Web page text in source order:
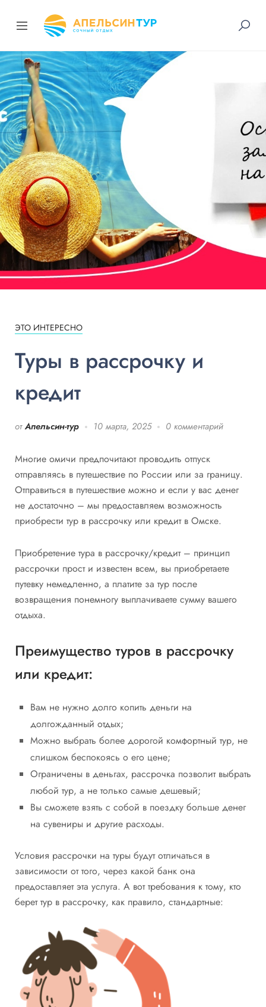
ЭТО ИНТЕРЕСНО
Туры в рассрочку и
кредит
от Апельсин-тур 10 марта, 2025 0 комментарий
Многие омичи предпочитают проводить отпуск
отправляясь в путешествие по России или за границу.
Отправиться в путешествие можно и если у вас денег
не достаточно – мы предоставляем возможность
приобрести тур в рассрочку или кредит в Омске.
Приобретение тура в рассрочку/кредит – принцип
рассрочки прост и известен всем, вы приобретаете
путевку немедленно, а платите за тур после
возвращения понемногу выплачиваете сумму вашего
отдыха.
Преимущество туров в рассрочку
или кредит:
Вам не нужно долго копить деньги на
долгожданный отдых;
Можно выбрать более дорогой комфортный тур, не
слишком беспокоясь о его цене;
Ограничены в деньгах, рассрочка позволит выбрать
любой тур, а не только самые дешевый;
Вы сможете взять с собой в поездку больше денег
на сувениры и другие расходы.
Условия рассрочки на туры будут отличаться в
зависимости от того, через какой банк она
предоставляет эта услуга. А вот требования к тому, кто
берет тур в рассрочку, как правило, стандартные: